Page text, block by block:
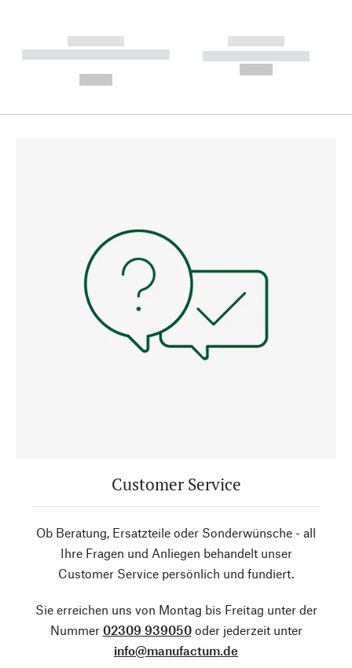
------------
----------- ----------- --------
------------
----------- -----------
Customer Service
Ob Beratung, Ersatzteile oder Sonderwünsche - all
Ihre Fragen und Anliegen behandelt unser
Customer Service persönlich und fundiert.
Sie erreichen uns von Montag bis Freitag unter der
Nummer 02309 939050oder jederzeit unter
info@manufactum.de